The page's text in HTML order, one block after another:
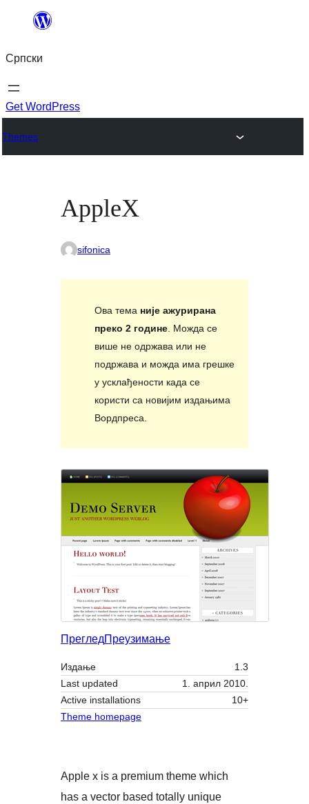
Скочи
садржај
Српски
Get WordPress
Themes
AppleX
sifonica
Ова тема није ажурирана
преко 2 године. Можда се
више не одржава или не
подржава и можда има грешке
у усклађености када се
користи са новијим издањима
Вордпреса.
ПрегледПреузимање
Издање
1.3
Last updated
1. април 2010.
Active installations
10+
Theme homepage
Apple x is a premium theme which
has a vector based totally unique